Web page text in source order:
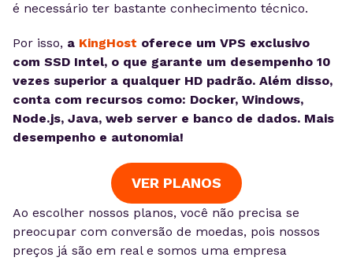
é necessário ter bastante conhecimento técnico.
Por isso, a KingHost oferece um VPS exclusivo
com SSD Intel, o que garante um desempenho 10
vezes superior a qualquer HD padrão. Além disso,
conta com recursos como: Docker, Windows,
Node.js, Java, web server e banco de dados. Mais
desempenho e autonomia!
VER PLANOS
Ao escolher nossos planos, você não precisa se
preocupar com conversão de moedas, pois nossos
preços já são em real e somos uma empresa